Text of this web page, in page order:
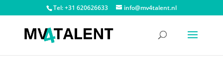
Tel: +31 620626633 info@mv4talent.nl